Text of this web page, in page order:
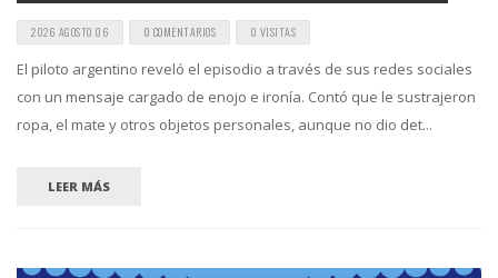
2026 AGOSTO 06 0 COMENTARIOS 0 VISITAS
El piloto argentino reveló el episodio a través de sus redes sociales
con un mensaje cargado de enojo e ironía. Contó que le sustrajeron
ropa, el mate y otros objetos personales, aunque no dio det...
LEER MÁS